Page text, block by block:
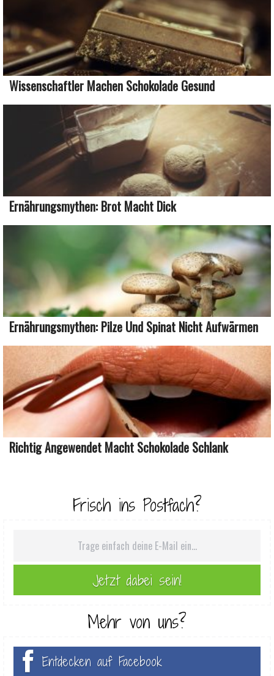
Wissenschaftler Machen Schokolade Gesund
Ernährungsmythen: Brot Macht Dick
Ernährungsmythen: Pilze Und Spinat Nicht Aufwärmen
Richtig Angewendet Macht Schokolade Schlank
Frisch ins Postfach?
Mehr von uns?
Entdecken auf Facebook